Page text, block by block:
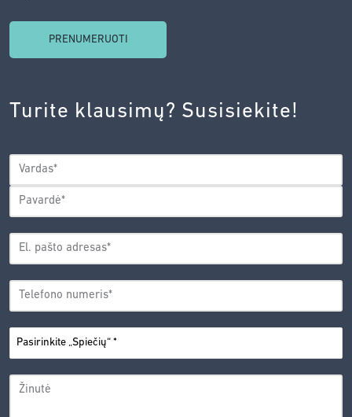
SUTINKU
AGENTŪROS
PRIVATUMO
POLITIKA.*
Turite klausimų? Susisiekite!
VARDAS*
Vardas
EL.
ADRESAS*
TELEFONO
NUMERIS*
PASIRINKITE
„SPIEČIŲ“*
ŽINUTĖ